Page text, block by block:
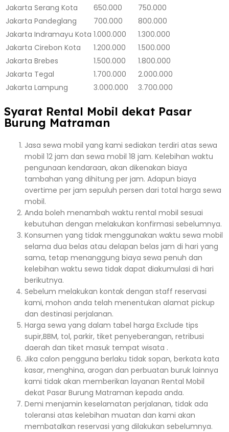
Jakarta Serang Kota 650.000
750.000
Jakarta Pandeglang 700.000
800.000
Jakarta Indramayu Kota 1.000.000
1.300.000
Jakarta Cirebon Kota 1.200.000
1.500.000
Jakarta Brebes 1.500.000
1.800.000
Jakarta Tegal 1.700.000
2.000.000
Jakarta Lampung 3.000.000 3.700.000
Syarat Rental Mobil dekat Pasar
Burung Matraman
Jasa sewa mobil yang kami sediakan terdiri atas sewa
mobil 12 jam dan sewa mobil 18 jam. Kelebihan waktu
pengunaan kendaraan, akan dikenakan biaya
tambahan yang dihitung per jam. Adapun biaya
overtime per jam sepuluh persen dari total harga sewa
mobil.
Anda boleh menambah waktu rental mobil sesuai
kebutuhan dengan melakukan konfirmasi sebelumnya.
Konsumen yang tidak menggunakan waktu sewa mobil
selama dua belas atau delapan belas jam di hari yang
sama, tetap menanggung biaya sewa penuh dan
kelebihan waktu sewa tidak dapat diakumulasi di hari
berikutnya.
Sebelum melakukan kontak dengan staff reservasi
kami, mohon anda telah menentukan alamat pickup
dan destinasi perjalanan.
Harga sewa yang dalam tabel harga Exclude tips
supir,BBM, tol, parkir, tiket penyeberangan, retribusi
daerah dan tiket masuk tempat wisata .
Jika calon pengguna berlaku tidak sopan, berkata kata
kasar, menghina, arogan dan perbuatan buruk lainnya
kami tidak akan memberikan layanan Rental Mobil
dekat Pasar Burung Matraman kepada anda.
Demi menjamin keselamatan perjalanan, tidak ada
toleransi atas kelebihan muatan dan kami akan
membatalkan reservasi yang dilakukan sebelumnya.